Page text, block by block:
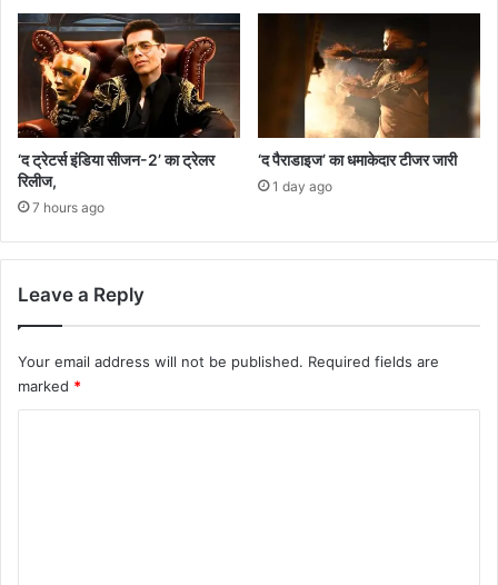
‘द ट्रेटर्स इंडिया सीजन-2’ का ट्रेलर
रिलीज,
7 hours ago
‘द पैराडाइज’ का धमाकेदार टीजर जारी
1 day ago
Leave a Reply
Your email address will not be published. Required fields are
marked *